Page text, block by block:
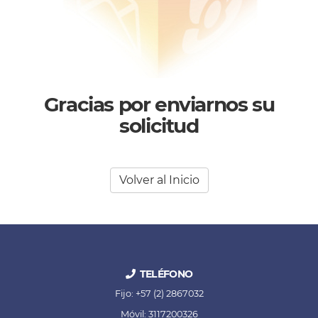
Gracias por enviarnos su
solicitud
Volver al Inicio
TELÉFONO
Fijo: +57 (2) 2867032
Móvil: 3117200326